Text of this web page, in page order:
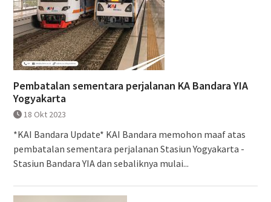
Pembatalan sementara perjalanan KA Bandara YIA
Yogyakarta
18 Okt 2023
*KAI Bandara Update* KAI Bandara memohon maaf atas
pembatalan sementara perjalanan Stasiun Yogyakarta -
Stasiun Bandara YIA dan sebaliknya mulai...